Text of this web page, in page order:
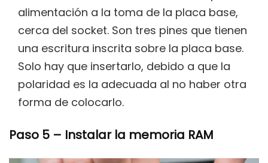
alimentación a la toma de la placa base,
cerca del socket. Son tres pines que tienen
una escritura inscrita sobre la placa base.
Solo hay que insertarlo, debido a que la
polaridad es la adecuada al no haber otra
forma de colocarlo.
Paso 5 – Instalar la memoria RAM